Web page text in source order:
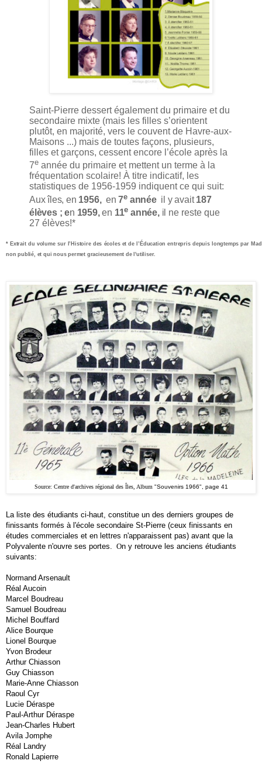
Saint-Pierre dessert également du primaire et du
secondaire mixte (mais les filles s’orientent
plutôt, en majorité, vers le couvent de Havre-aux-
Maisons ...) mais de toutes façons, plusieurs,
filles et garçons, cessent encore l’école après la
7e année du primaire et mettent un terme à la
fréquentation scolaire! À titre indicatif, les
statistiques de 1956-1959 indiquent ce qui suit:
Aux îles, en 1956, en7e année il y avait187
élèves ; en 1959, en 11e année, il ne reste que
27 élèves!*
* Extrait du volume sur l’Histoire des écoles et de l’Éducation entrepris depuis longtemps par
non publié, et qui nous permet gracieusement de l'utiliser.
Source: Centre d'archives régional des Îles, Album "Souvenirs 1966", page 41
La liste des étudiants ci-haut, constitue un des derniers groupes de
finissants formés à l'école secondaire St-Pierre (ceux finissants en
études commerciales et en lettres n'apparaissent pas) avant que la
Polyvalente n'ouvre ses portes On y retrouve les anciens étudiants
suivants:
Normand Arsenault
Réal Aucoin
Marcel Boudreau
Samuel Boudreau
Michel Bouffard
Alice Bourque
Lionel Bourque
Yvon Brodeur
Arthur Chiasson
Guy Chiasson
Marie-Anne Chiasson
Raoul Cyr
Lucie Déraspe
Paul-Arthur Déraspe
Jean-Charles Hubert
Avila Jomphe
Réal Landry
Ronald Lapierre